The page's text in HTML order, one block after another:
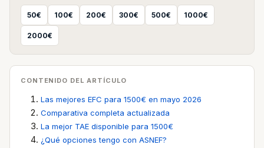
50€ 100€ 200€ 300€ 500€ 1000€
2000€
CONTENIDO DEL ARTÍCULO
Las mejores EFC para 1500€ en mayo 2026
Comparativa completa actualizada
La mejor TAE disponible para 1500€
¿Qué opciones tengo con ASNEF?